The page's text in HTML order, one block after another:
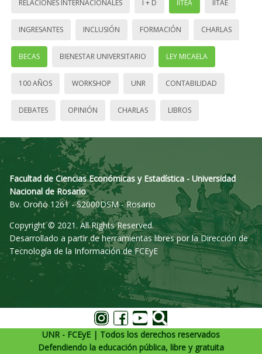
RELACIONES INTERNACIONALES I + D IITEA IITAE
INGRESANTES INCLUSIÓN FORMACIÓN CHARLAS
BECAS BIENESTAR UNIVERSITARIO LEY MICAELA
100 AÑOS WORKSHOP UNR CONTABILIDAD
DEBATES OPINIÓN CHARLAS LIBROS
Facultad de Ciencias Económicas y Estadística - Universidad
Nacional de Rosario
Bv. Oroño 1261 - S2000DSM - Rosario
Copyright © 2021. All Rights Reserved.
Desarrollado a partir de herramientas libres por la Dirección de
Tecnología de la Información de FCEyE
UNR - FCEyE | Todos los derechos reservados
Defendiendo la educación pública, libre y gratuita